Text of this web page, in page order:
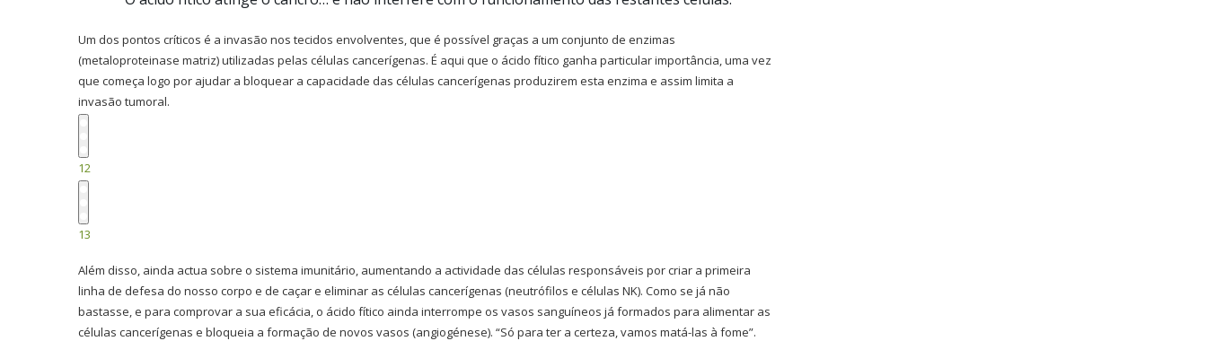
Um dos pontos críticos é a invasão nos tecidos envolventes, que é possível graças a um conjunto de enzimas
(metaloproteinase matriz) utilizadas pelas células cancerígenas. É aqui que o ácido fítico ganha particular importância, uma vez
que começa logo por ajudar a bloquear a capacidade das células cancerígenas produzirem esta enzima e assim limita a
invasão tumoral.
12
13
Além disso, ainda actua sobre o sistema imunitário, aumentando a actividade das células responsáveis por criar a primeira
linha de defesa do nosso corpo e de caçar e eliminar as células cancerígenas (neutrófilos e células NK). Como se já não
bastasse, e para comprovar a sua eficácia, o ácido fítico ainda interrompe os vasos sanguíneos já formados para alimentar as
células cancerígenas e bloqueia a formação de novos vasos (angiogénese). “Só para ter a certeza, vamos matá-las à fome”.